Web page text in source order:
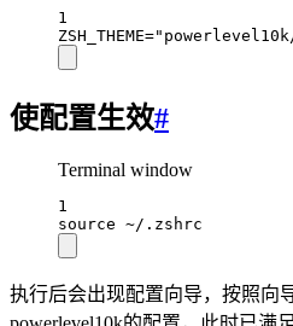
1
ZSH_THEME=
使配置生效#
Terminal window
1
source ~/.zshrc
执行后会出现配置向导，按照向